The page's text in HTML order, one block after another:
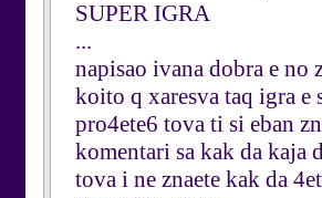
SUPER IGRA
...
napisao ivana dobra e no
koito q xaresva taq igra
pro4ete6 tova ti si eban
komentari sa kak da kaja
tova i ne znaete kak da